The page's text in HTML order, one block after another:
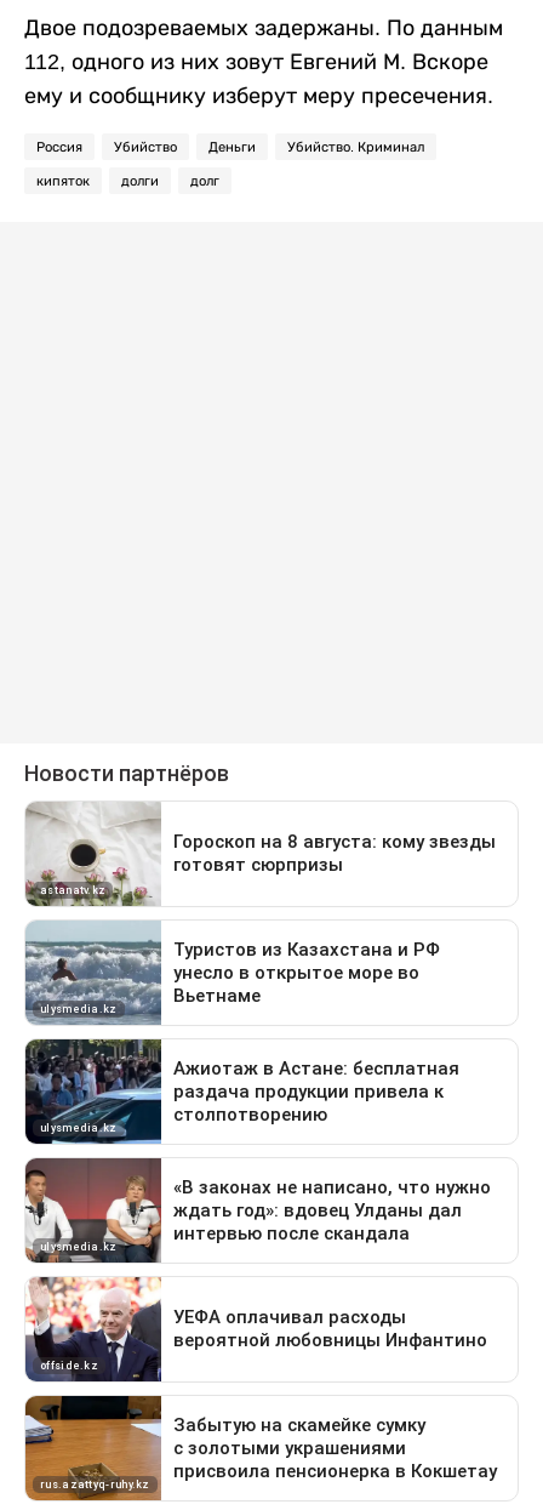
Двое подозреваемых задержаны. По данным
112, одного из них зовут Евгений М. Вскоре
ему и сообщнику изберут меру пресечения.
Россия Убийство Деньги Убийство. Криминал
кипяток долги долг